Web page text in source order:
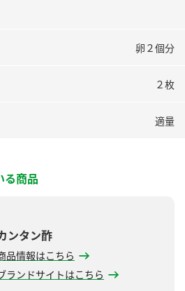
卵２個分
２枚
適量
る商品
ンタン酢
品情報はこちら
ランドサイトはこちら